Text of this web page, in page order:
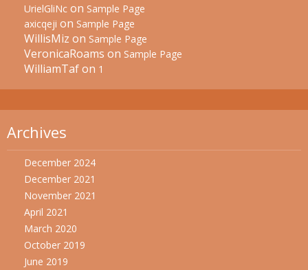
UrielGliNc on Sample Page
axicqeji on Sample Page
WillisMiz on Sample Page
VeronicaRoams on Sample Page
WilliamTafon 1
Archives
December 2024
December 2021
November 2021
April 2021
March 2020
October 2019
June 2019